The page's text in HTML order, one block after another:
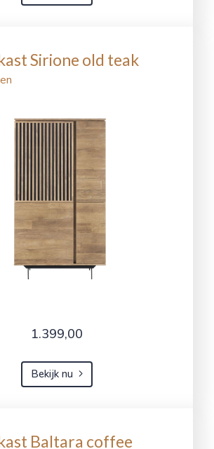
Sirione old teak
1.399,00
Bekijk nu
Baltara coffee